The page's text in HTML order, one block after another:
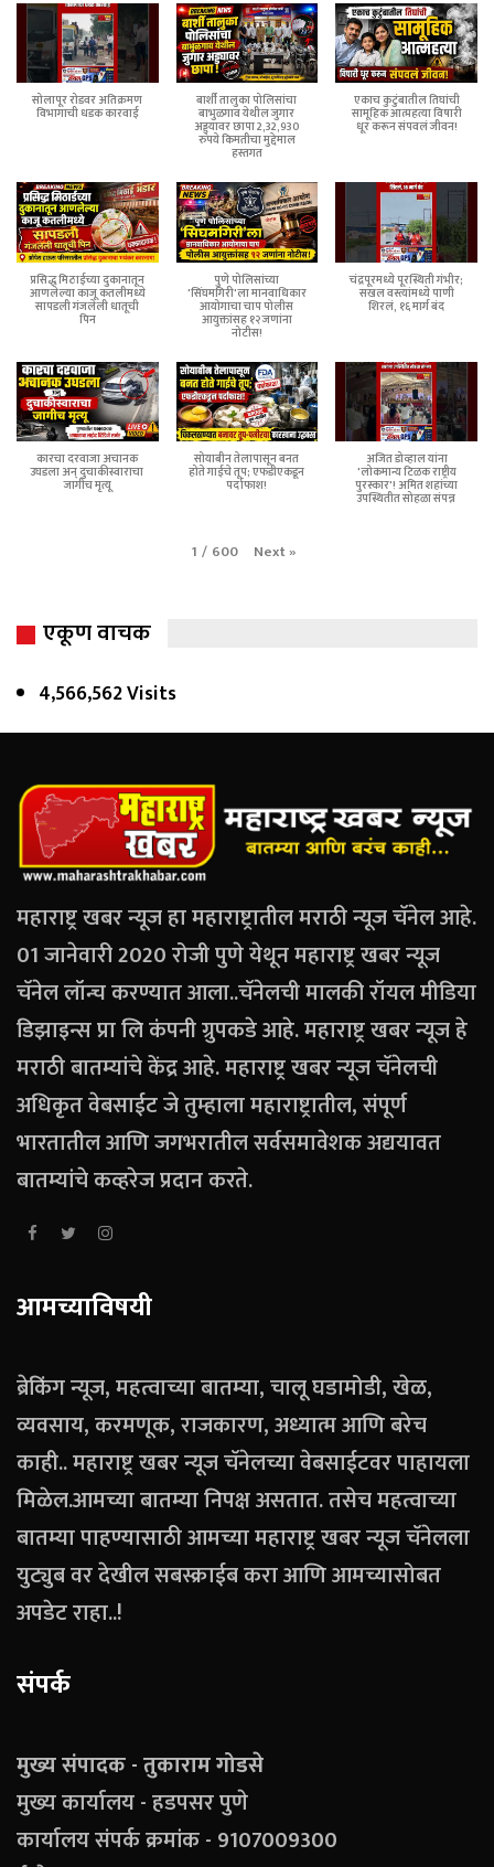
सोलापूर रोडवर अतिक्रमण
विभागाची धडक कारवाई
बार्शी तालुका पोलिसांचा
बाभुळगाव येथील जुगार
अड्ड्यावर छापा 2,32,930
रुपये किमतीचा मुद्देमाल
हस्तगत
एकाच कुटुंबातील तिघांची
सामूहिक आत्महत्या विषारी
धूर करून संपवलं जीवन!
प्रसिद्ध मिठाईच्या दुकानातून
आणलेल्या काजू कतलीमध्ये
सापडली गंजलेली धातूची
पिन
पुणे पोलिसांच्या
'सिंघमगिरी'ला मानवाधिकार
आयोगाचा चाप पोलीस
आयुक्तांसह १२ जणांना
नोटीस!
चंद्रपूरमध्ये पूरस्थिती गंभीर;
सखल वस्त्यांमध्ये पाणी
शिरलं, १६ मार्ग बंद
कारचा दरवाजा अचानक
उघडला अन् दुचाकीस्वाराचा
जागीच मृत्यू
सोयाबीन तेलापासून बनत
होते गाईचे तूप; एफडीएकडून
पर्दाफाश!
अजित डोव्हाल यांना
'लोकमान्य टिळक राष्ट्रीय
पुरस्कार'! अमित शहांच्या
उपस्थितीत सोहळा संपन्न
1 / 600 Next»
एकूण वाचक
4,566,562 Visits
महाराष्ट्र खबर न्यूज हा महाराष्ट्रातील मराठी न्यूज चॅनेल आहे.
01 जानेवारी 2020 रोजी पुणे येथून महाराष्ट्र खबर न्यूज
चॅनेल लॉन्च करण्यात आला..चॅनेलची मालकी रॉयल मीडिया
डिझाइन्स प्रा लि कंपनी ग्रुपकडे आहे. महाराष्ट्र खबर न्यूज हे
मराठी बातम्यांचे केंद्र आहे. महाराष्ट्र खबर न्यूज चॅनेलची
अधिकृत वेबसाईट जे तुम्हाला महाराष्ट्रातील, संपूर्ण
भारतातील आणि जगभरातील सर्वसमावेशक अद्ययावत
बातम्यांचे कव्हरेज प्रदान करते.
आमच्याविषयी
ब्रेकिंग न्यूज, महत्वाच्या बातम्या, चालू घडामोडी, खेळ,
व्यवसाय, करमणूक, राजकारण, अध्यात्म आणि बरेच
काही.. महाराष्ट्र खबर न्यूज चॅनेलच्या वेबसाईटवर पाहायला
मिळेल.आमच्या बातम्या निपक्ष असतात. तसेच महत्वाच्या
बातम्या पाहण्यासाठी आमच्या महाराष्ट्र खबर न्यूज चॅनेलला
युट्युब वर देखील सबस्क्राईब करा आणि आमच्यासोबत
अपडेट राहा..!
संपर्क
मुख्य संपादक - तुकाराम गोडसे
मुख्य कार्यालय - हडपसर पुणे
कार्यालय संपर्क क्रमांक - 9107009300